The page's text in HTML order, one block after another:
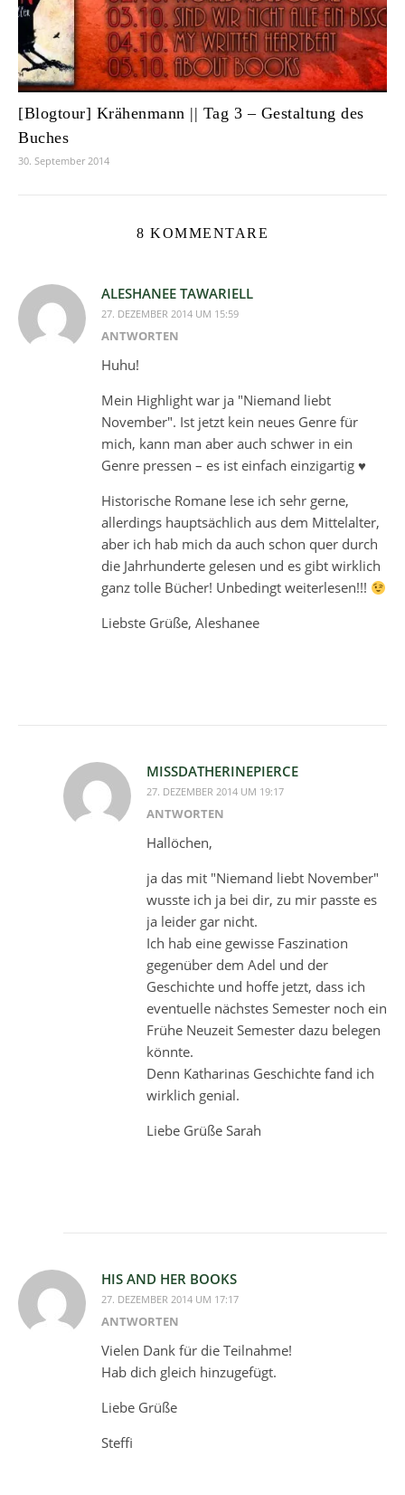
[Blogtour] Krähenmann || Tag 3 – Gestaltung des
Buches
30. September 2014
8 KOMMENTARE
ALESHANEE TAWARIELL
27. DEZEMBER 2014 UM 15:59
ANTWORTEN
Huhu!
Mein Highlight war ja "Niemand liebt
November". Ist jetzt kein neues Genre für
mich, kann man aber auch schwer in ein
Genre pressen – es ist einfach einzigartig ♥
Historische Romane lese ich sehr gerne,
allerdings hauptsächlich aus dem Mittelalter,
aber ich hab mich da auch schon quer durch
die Jahrhunderte gelesen und es gibt wirklich
ganz tolle Bücher! Unbedingt weiterlesen!!!
Liebste Grüße, Aleshanee
MISSDATHERINEPIERCE
27. DEZEMBER 2014 UM 19:17
ANTWORTEN
Hallöchen,
ja das mit "Niemand liebt November"
wusste ich ja bei dir, zu mir passte es
ja leider gar nicht.
Ich hab eine gewisse Faszination
gegenüber dem Adel und der
Geschichte und hoffe jetzt, dass ich
eventuelle nächstes Semester noch ein
Frühe Neuzeit Semester dazu belegen
könnte.
Denn Katharinas Geschichte fand ich
wirklich genial.
Liebe Grüße Sarah
HIS AND HER BOOKS
27. DEZEMBER 2014 UM 17:17
ANTWORTEN
Vielen Dank für die Teilnahme!
Hab dich gleich hinzugefügt.
Liebe Grüße
Steffi